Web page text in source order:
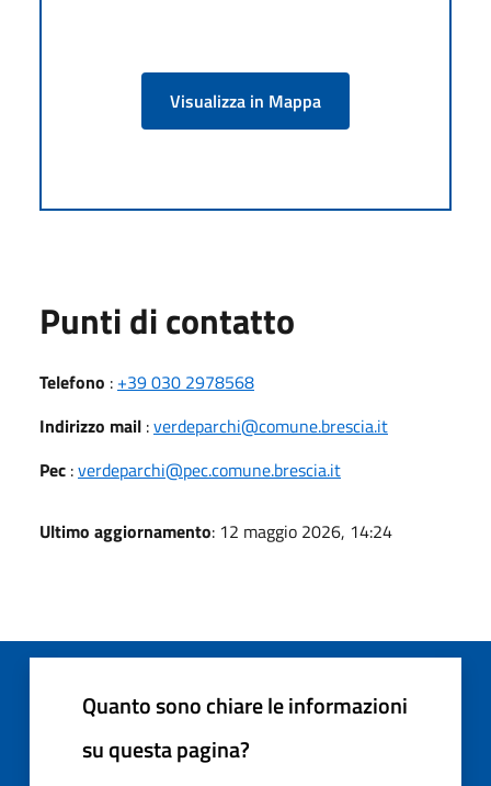
Visualizza in Mappa
Punti di contatto
Telefono : +39 030 2978568
Indirizzo mail :verdeparchi@comune.brescia.it
Pec :verdeparchi@pec.comune.brescia.it
Ultimo aggiornamento: 12 maggio 2026, 14:24
Quanto sono chiare le informazioni
su questa pagina?